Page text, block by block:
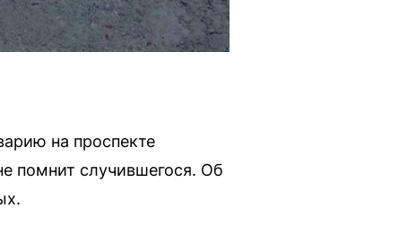
на проспекте
помнит случившегося. Об